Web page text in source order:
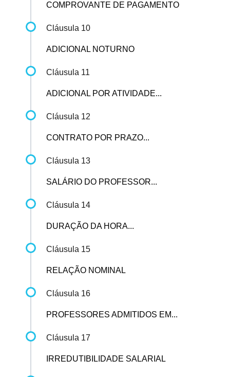
COMPROVANTE DE PAGAMENTO
Cláusula 10
ADICIONAL NOTURNO
Cláusula 11
ADICIONAL POR ATIVIDADE...
Cláusula 12
CONTRATO POR PRAZO...
Cláusula 13
SALÁRIO DO PROFESSOR...
Cláusula 14
DURAÇÃO DA HORA...
Cláusula 15
RELAÇÃO NOMINAL
Cláusula 16
PROFESSORES ADMITIDOS EM...
Cláusula 17
IRREDUTIBILIDADE SALARIAL